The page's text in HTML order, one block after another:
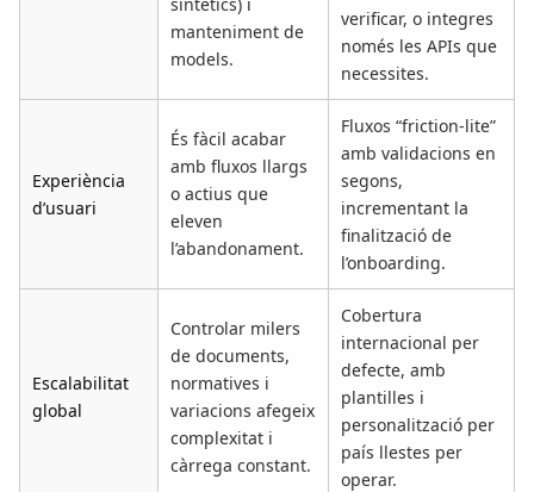
manteniment de
models.
verificar, o integres
només les APIs que
necessites.
Experiència
d’usuari
És fàcil acabar
amb fluxos llargs
o actius que
eleven
l’abandonament.
Fluxos “friction-lite”
amb validacions en
segons,
incrementant la
finalització de
l’onboarding.
Escalabilitat
global
Controlar milers
de documents,
normatives i
variacions afegeix
complexitat i
càrrega constant.
Cobertura
internacional per
defecte, amb
plantilles i
personalització per
país llestes per
operar.